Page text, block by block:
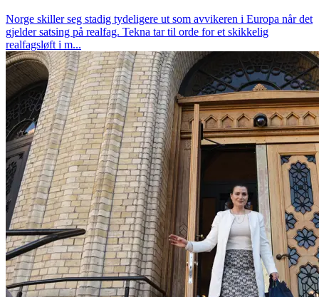
Norge skiller seg stadig tydeligere ut som avvikeren i Europa når det
gjelder satsing på realfag. Tekna tar til orde for et skikkelig
realfagsløft i m...